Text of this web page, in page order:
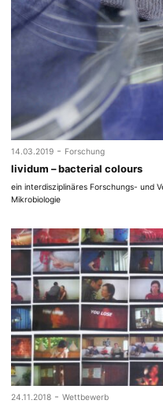
14.03.2019 - Forschung
lividum – bacterial colours
ein interdisziplinäres Forschungs- und
Mikrobiologie
24.11.2018 - Wettbewerb